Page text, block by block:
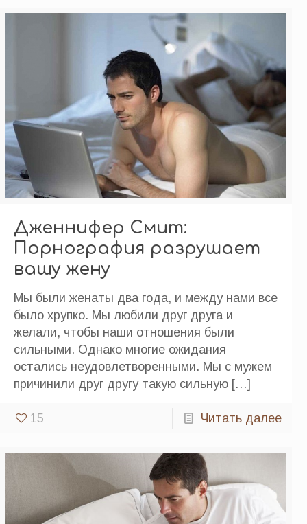
Дженнифер Смит:
Порнография разрушает
вашу жену
Мы были женаты два года, и между нами все
было хрупко. Мы любили друг друга и
желали, чтобы наши отношения были
сильными. Однако многие ожидания
остались неудовлетворенными. Мы с мужем
причинили друг другу такую сильную […]
15 Читать далее